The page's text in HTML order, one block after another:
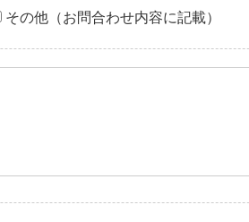
その他（お問合わせ内容に記載）